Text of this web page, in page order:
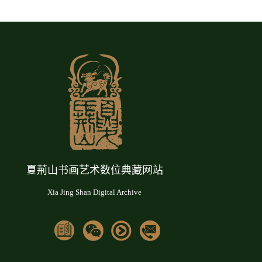
夏荊山书画艺术数位典藏网站
Xia Jing Shan Digital Archive